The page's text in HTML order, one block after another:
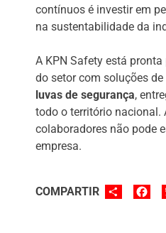
contínuos é investir em
na sustentabilidade da
A KPN Safety está
do setor com soluções
luvas de segurança,
todo o território nacional.
colaboradores não pode
empresa.
COMPARTIR SHARE